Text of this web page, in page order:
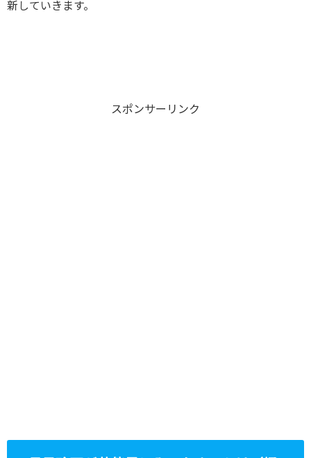
新していきます。
スポンサーリンク